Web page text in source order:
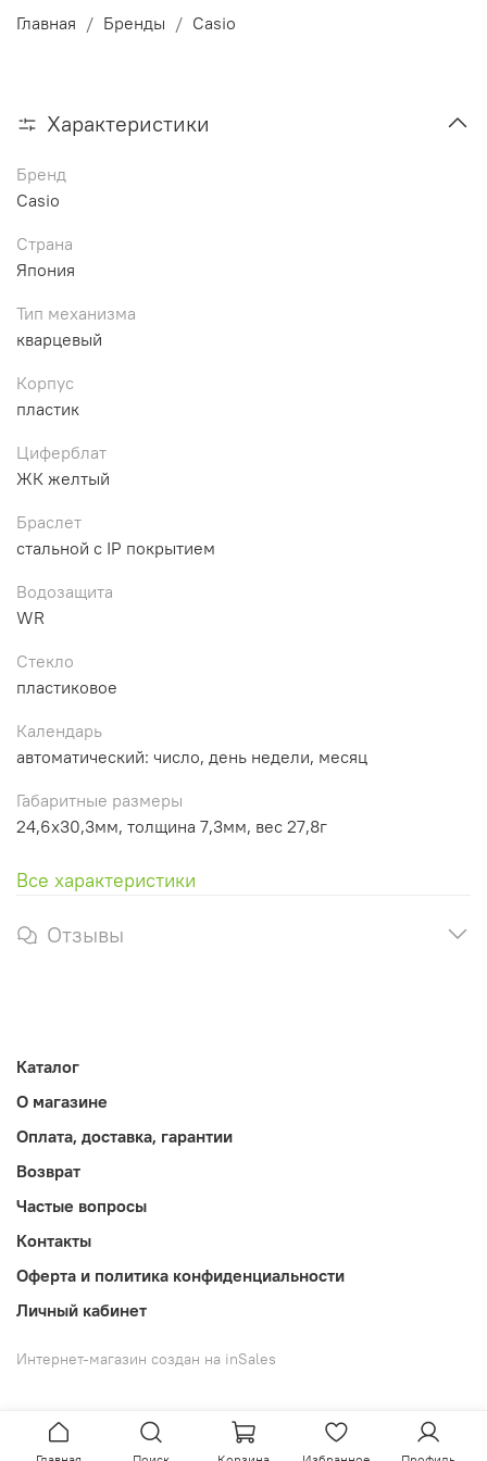
Главная Бренды Casio
Характеристики
Бренд
Casio
Страна
Япония
Тип механизма
кварцевый
Корпус
пластик
Циферблат
ЖК желтый
Браслет
стальной с IP покрытием
Водозащита
WR
Стекло
пластиковое
Календарь
автоматический: число, день недели, месяц
Габаритные размеры
24,6x30,3мм, толщина 7,3мм, вес 27,8г
Все характеристики
Отзывы
Каталог
О магазине
Оплата, доставка, гарантии
Возврат
Частые вопросы
Контакты
Оферта и политика конфиденциальности
Личный кабинет
Интернет-магазин создан на inSales